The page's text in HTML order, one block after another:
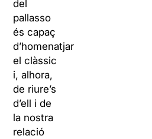
del
pallasso
és capaç
d’homenatjar
el clàssic
i, alhora,
de riure’s
d’ell i de
la nostra
relació